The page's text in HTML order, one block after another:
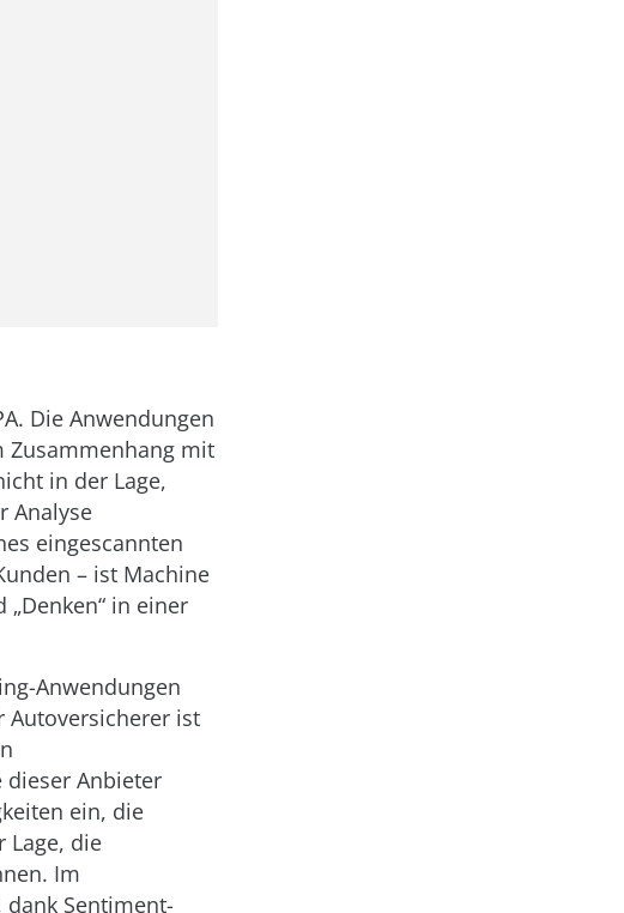
Die Anwendungen
Zusammenhang mit
in der Lage,
Analyse
eingescannten
– ist Machine
„Denken“ in einer
Anwendungen
Autoversicherer ist
dieser Anbieter
ein, die
Lage, die
Im
dank Sentiment-